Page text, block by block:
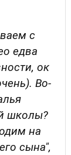
с
едва
ок
Во-
школы?
на
сына",